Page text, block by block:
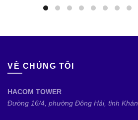
VỀ CHÚNG TÔI
HACOM TOWER
Đường 16/4, phường Đông Hải, tỉnh